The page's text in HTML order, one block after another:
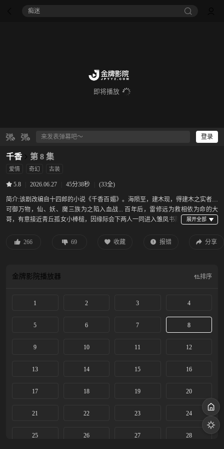
痴迷
即将播放
登录
千香 第 8 集
爱情 奇幻 古装
5.8 2026.06.27 45分38秒 (33全)
简介:该剧改编自十四郎的小说《千香百媚》。海陨至，建木现，得建木之实者，
可御万物，仙、妖、魔三族为之陷入血战... 百年后，雷修远为救相依为命的大
哥，有意接近青丘孤女小棒槌，因缘际会下两人一同进入雏凤书院
修远也从好友到互相倾慕，最终进入同一门派，就在两颗心越靠越近之时，身世
身世背景的设定又让他们相爱而不得。最终，二人勇敢对抗宿命，炼化自身换回
266 69 收藏 报错 分享
金牌影院播放器 排序
1 2 3 4
5 6 7 8
9 10 11 12
13 14 15 16
17 18 19 20
21 22 23 24
25 26 27 28